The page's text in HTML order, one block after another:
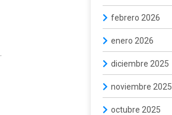
febrero 2026
enero 2026
diciembre 2025
noviembre 2025
octubre 2025